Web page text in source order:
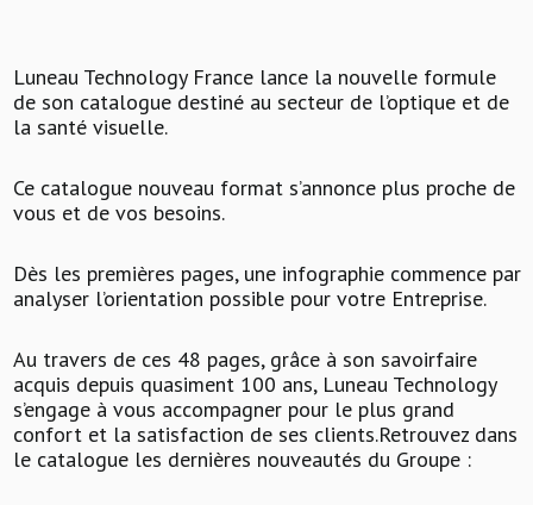
Luneau Technology France lance la nouvelle formule
de son catalogue destiné au secteur de l’optique et de
la santé visuelle.
Ce catalogue nouveau format s’annonce plus proche de
vous et de vos besoins.
Dès les premières pages, une infographie commence par
analyser l’orientation possible pour votre Entreprise.
Au travers de ces 48 pages, grâce à son savoirfaire
acquis depuis quasiment 100 ans, Luneau Technology
s’engage à vous accompagner pour le plus grand
confort et la satisfaction de ses clients.Retrouvez dans
le catalogue les dernières nouveautés du Groupe :